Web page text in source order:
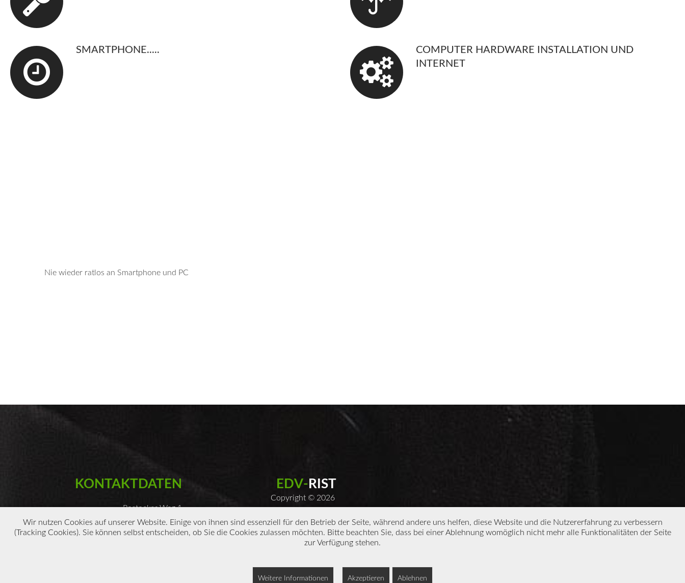
SMARTPHONE.....
COMPUTER HARDWARE INSTALLATION UND
INTERNET
Nie wieder ratlos an Smartphone und PC
KONTAKTDATEN
Rostocker Weg 1
86368 Gersthofen
E DV- R ST
Copyright © 2026
Wir nutzen Cookies auf unserer Website. Einige von ihnen sind essenziell für den Betrieb der Seite, während andere uns helfen, diese Website und die Nutzererfahrung zu verbessern
(Tracking Cookies). Sie können selbst entscheiden, ob Sie die Cookies zulassen möchten. Bitte beachten Sie, dass bei einer Ablehnung womöglich nicht mehr alle Funktionalitäten der Seite
zur Verfügung stehen.
Weitere Informationen Akzeptieren Ablehnen